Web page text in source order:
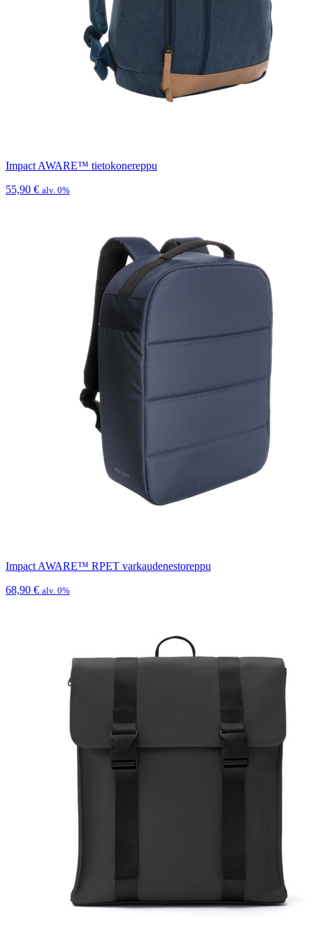
Impact AWARE™ tietokonereppu
55,90 € alv. 0%
Impact AWARE™ RPET varkaudenestoreppu
68,90 € alv. 0%